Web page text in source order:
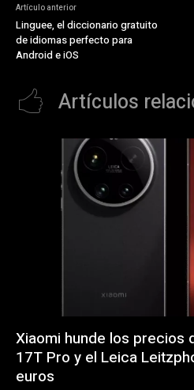
Artículo anterior
Linguee, el diccionario gratuito
de idiomas perfecto para
Android e iOS
Artículos
Xiaomi hunde los precios
17T Pro y el Leica
euros